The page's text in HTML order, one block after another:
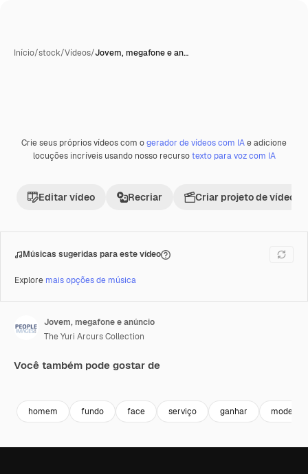
Início/stock/Vídeos/Jovem, megafone e an…
Premium
Crie seus próprios vídeos com ogerador de vídeos com IAe adicione
locuções incríveis usando nosso recursotexto para voz com IA
Editar vídeo Recriar Criar projeto de vídeo
Músicas sugeridas para este vídeo
Explore mais opções de música
Jovem, megafone e anúncio
The Yuri Arcurs Collection
Você também pode gostar de
homem fundo face serviço ganhar modelo